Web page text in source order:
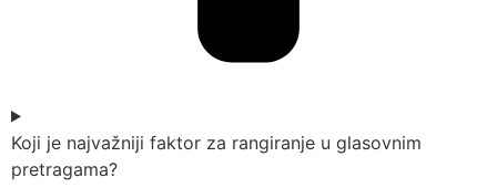
Koji je najvažniji faktor za rangiranje u glasovnim
pretragama?